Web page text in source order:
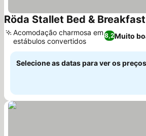
Röda Stallet Bed & Breakfast
8,2Muito
Acomodação charmosa em
estábulos convertidos
Selecione as datas para ver os